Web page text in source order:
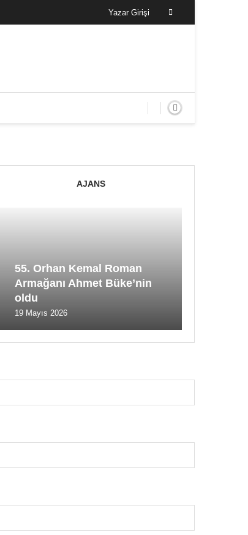
Yazar Girişi
AJANS
55. Orhan Kemal Roman
Armağanı Ahmet Büke’nin
oldu
19 Mayıs 2026